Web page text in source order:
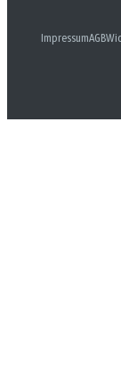
ImpressumAGB